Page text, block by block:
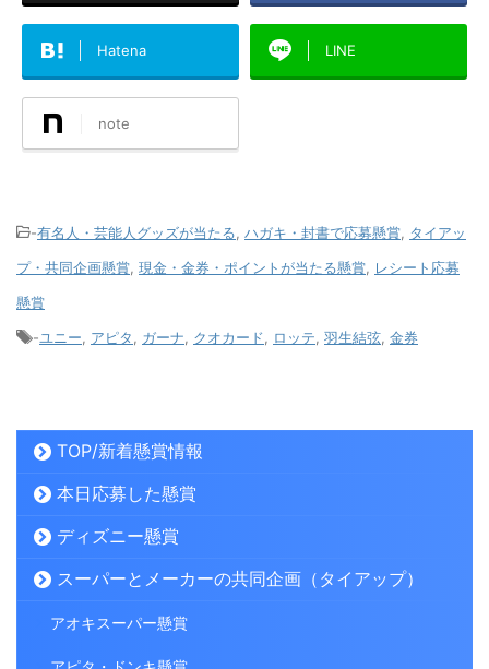
Hatena LINE
note
-有名人・芸能人グッズが当たる ハガキ・封書で応募懸賞
タイアッ
プ・共同企画懸賞 現金・金券・ポイントが当たる懸賞
レシート応募
懸賞
-ユニー アピタ ガーナ クオカード ロッテ 羽生結弦 金券
TOP/新着懸賞情報
本日応募した懸賞
ディズニー懸賞
スーパーとメーカーの共同企画（タイアップ）
アオキスーパー懸賞